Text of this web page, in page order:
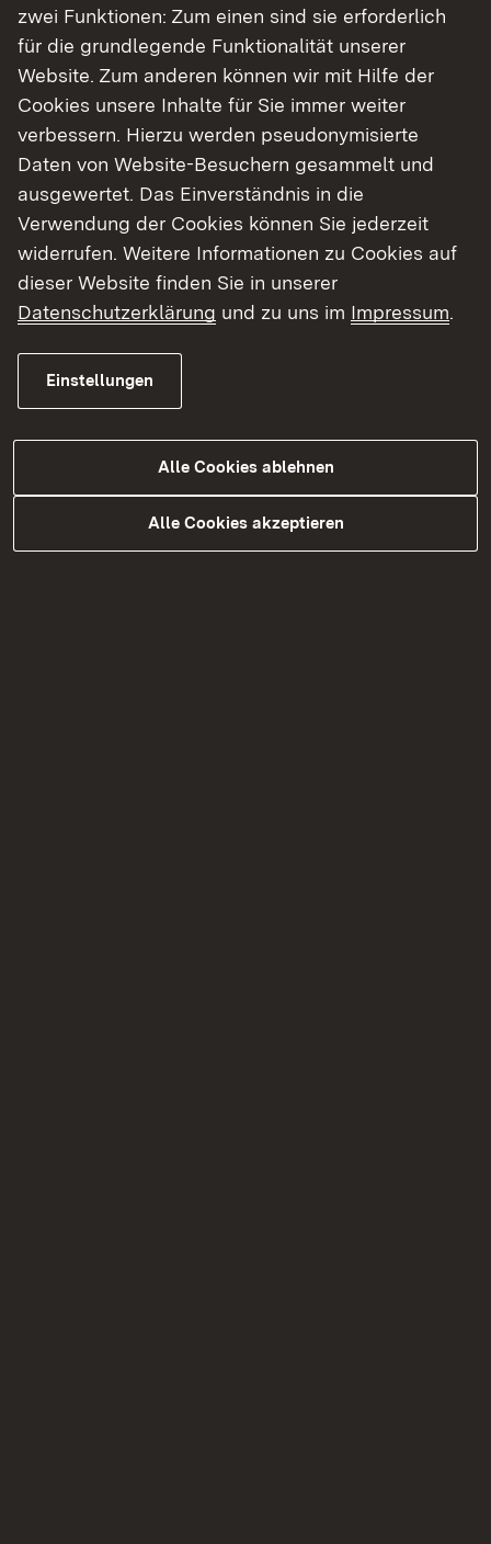
Studienplatz. Außerdem gibt's eine Schritt-für-
Schritt-Anleitung zu deinem Traum-Studium.
Finde dein Studium in Baden-Württemberg
zwei Funktionen: Zum einen sind sie erforderlich
für die grundlegende Funktionalität unserer
Website. Zum anderen können wir mit Hilfe der
Cookies unsere Inhalte für Sie immer weiter
verbessern. Hierzu werden pseudonymisierte
Daten von Website-Besuchern gesammelt und
ausgewertet. Das Einverständnis in die
Verwendung der Cookies können Sie jederzeit
widerrufen. Weitere Informationen zu Cookies auf
dieser Website finden Sie in unserer
Datenschutzerklärung und zu uns im Impressum.
Einstellungen
Alle Cookies ablehnen
Alle Cookies akzeptieren